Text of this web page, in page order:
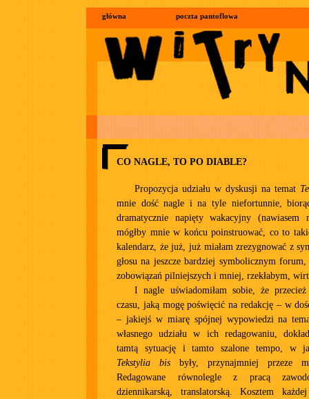
główna poczta pantoflowa
CO NAGLE, TO PO DIABLE?
Propozycja udziału w dyskusji na temat
mnie dość nagle i na tyle niefortunnie,
dramatycznie napięty wakacyjny (nawiasem
mógłby mnie w końcu poinstruować, co to
kalendarz, że już, już miałam zrezygnować z
głosu na jeszcze bardziej symbolicznym
zobowiązań pilniejszych i mniej, rzekłabym,
I nagle uświadomiłam sobie, że
czasu, jaką mogę poświęcić na redakcję – w
– jakiejś w miarę spójnej wypowiedzi na
własnego udziału w ich redagowaniu,
tamtą sytuację i tamto szalone tempo, w
Tekstylia bis były, przynajmniej przeze
Redagowane równolegle z pracą
dziennikarską, translatorską. Kosztem